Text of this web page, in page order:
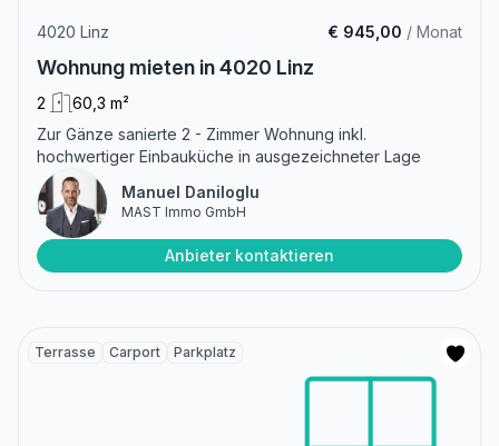
4020 Linz € 945,00 / Monat
Wohnung mieten in 4020 Linz
2
60,3 m²
Zur Gänze sanierte 2 - Zimmer Wohnung inkl.
hochwertiger Einbauküche in ausgezeichneter Lage
Manuel Daniloglu
MAST Immo GmbH
Anbieter kontaktieren
Terrasse Carport Parkplatz